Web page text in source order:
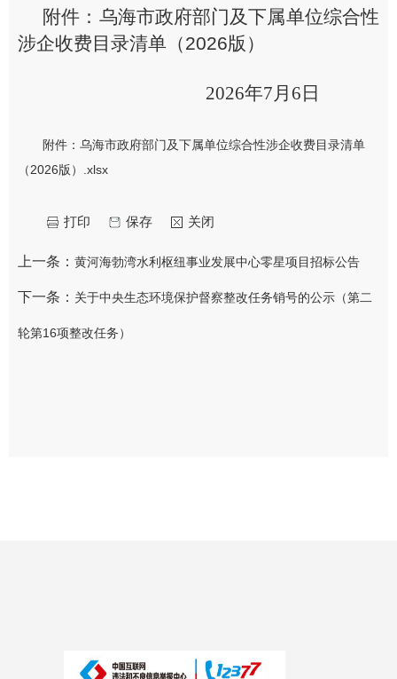
附件：乌海市政府部门及下属单位综合性
涉企收费目录清单（2026版）
2026年7月 6 日
附件：乌海市政府部门及下属单位综合性涉企收费目录清单
（2026版）.xlsx
关闭
保存
打印
上一条： 黄河海勃湾水利枢纽事业发展中心零星项目招标公告
下一条： 关于中央生态环境保护督察整改任务销号的公示（第二
轮第16项整改任务）